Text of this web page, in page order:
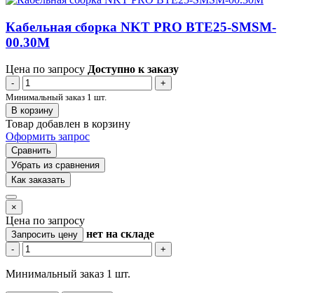
Кабельная сборка NKT PRO BTE25-SMSM-
00.30M
Цена по запросу Доступно к заказу
-
+
Минимальный заказ 1 шт.
В корзину
Товар добавлен в корзину
Оформить запрос
Сравнить
Убрать из сравнения
Как заказать
×
Цена по запросу
Запросить цену нет на складе
- +
Минимальный заказ 1 шт.